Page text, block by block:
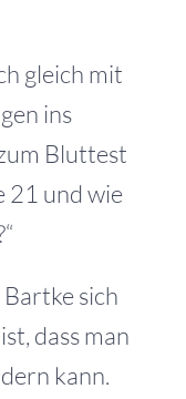
gleich mit
ins
Bluttest
21 und wie
sich
dass man
kann.